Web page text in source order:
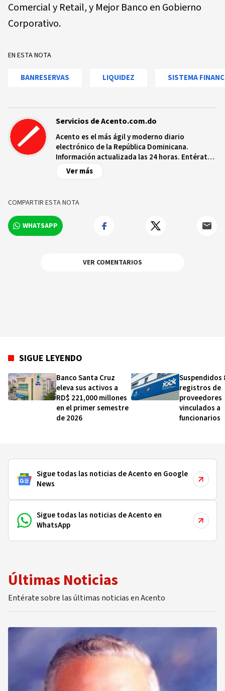
Comercial y Retail, y Mejor Banco en Gobierno
Corporativo.
EN ESTA NOTA
BANRESERVAS LIQUIDEZ SISTEMA
Servicios de Acento.com.do
Acento es el más ágil y moderno diario
electrónico de la República Dominicana.
Información actualizada las 24 horas. Entérate
de las noticias y sucesos más importantes a
nivel nacional e internacional, videos y fotos
Ver más
COMPARTIR ESTA NOTA
WHATSAPP
VER COMENTARIOS
SIGUE LEYENDO
Banco Santa Cruz
eleva sus activos a
RD$ 221,000 millones
en el primer semestre
de 2026
Suspendidos
registros de
proveedores
vinculados a
funcionarios
Sigue todas las noticias de Acento en Google
News
Sigue todas las noticias de Acento en
WhatsApp